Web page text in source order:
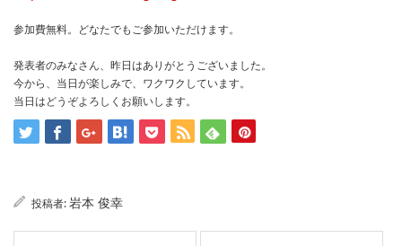
参加費無料。どなたでもご参加いただけます。
発表者のみなさん、昨日はありがとうございました。
今から、当日が楽しみで、ワクワクしています。
当日はどうぞよろしくお願いします。
投稿者:岩本 俊幸